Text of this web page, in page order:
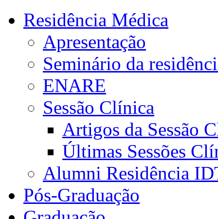
Residência Médica
Apresentação
Seminário da
ENARE
Sessão Clínica
Artigos da Sessão
Últimas Sessões
Alumni Residência
Pós-Graduação